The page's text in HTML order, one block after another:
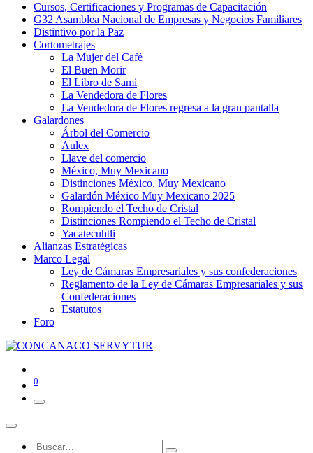
Cursos, Certificaciones y Programas de Capacitación
G32 Asamblea Nacional de Empresas y Negocios Familiares
Distintivo por la Paz
Cortometrajes
La Mujer del Café
El Buen Morir
El Libro de Sami
La Vendedora de Flores
La Vendedora de Flores regresa a la gran pantalla
Galardones
Árbol del Comercio
Aulex
Llave del comercio
México, Muy Mexicano
Distinciones México, Muy Mexicano
Galardón México Muy Mexicano 2025
Rompiendo el Techo de Cristal
Distinciones Rompiendo el Techo de Cristal
Yacatecuhtli
Alianzas Estratégicas
Marco Legal
Ley de Cámaras Empresariales y sus confederaciones
Reglamento de la Ley de Cámaras Empresariales y sus
Confederaciones
Estatutos
Foro
0